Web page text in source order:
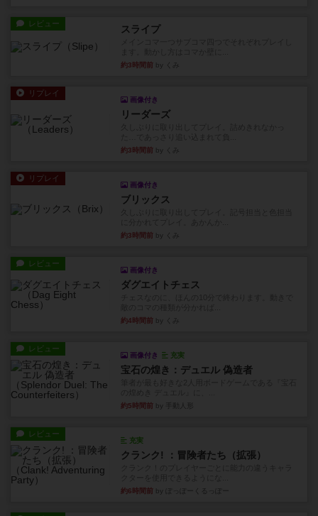
レビュー スライプ
約3時間前 by くみ
リプレイ
画像付き
リーダーズ
約3時間前 by くみ
リプレイ
画像付き
ブリックス
約3時間前 by くみ
レビュー
画像付き
ダグエイトチェス
約4時間前 by くみ
レビュー
画像付き 充実
宝石の煌き：デュエル 偽造者
約5時間前 by 手動人形
レビュー
充実
クランク! ：冒険者たち（拡張）
約6時間前 by ぽっぽーくるっぽー